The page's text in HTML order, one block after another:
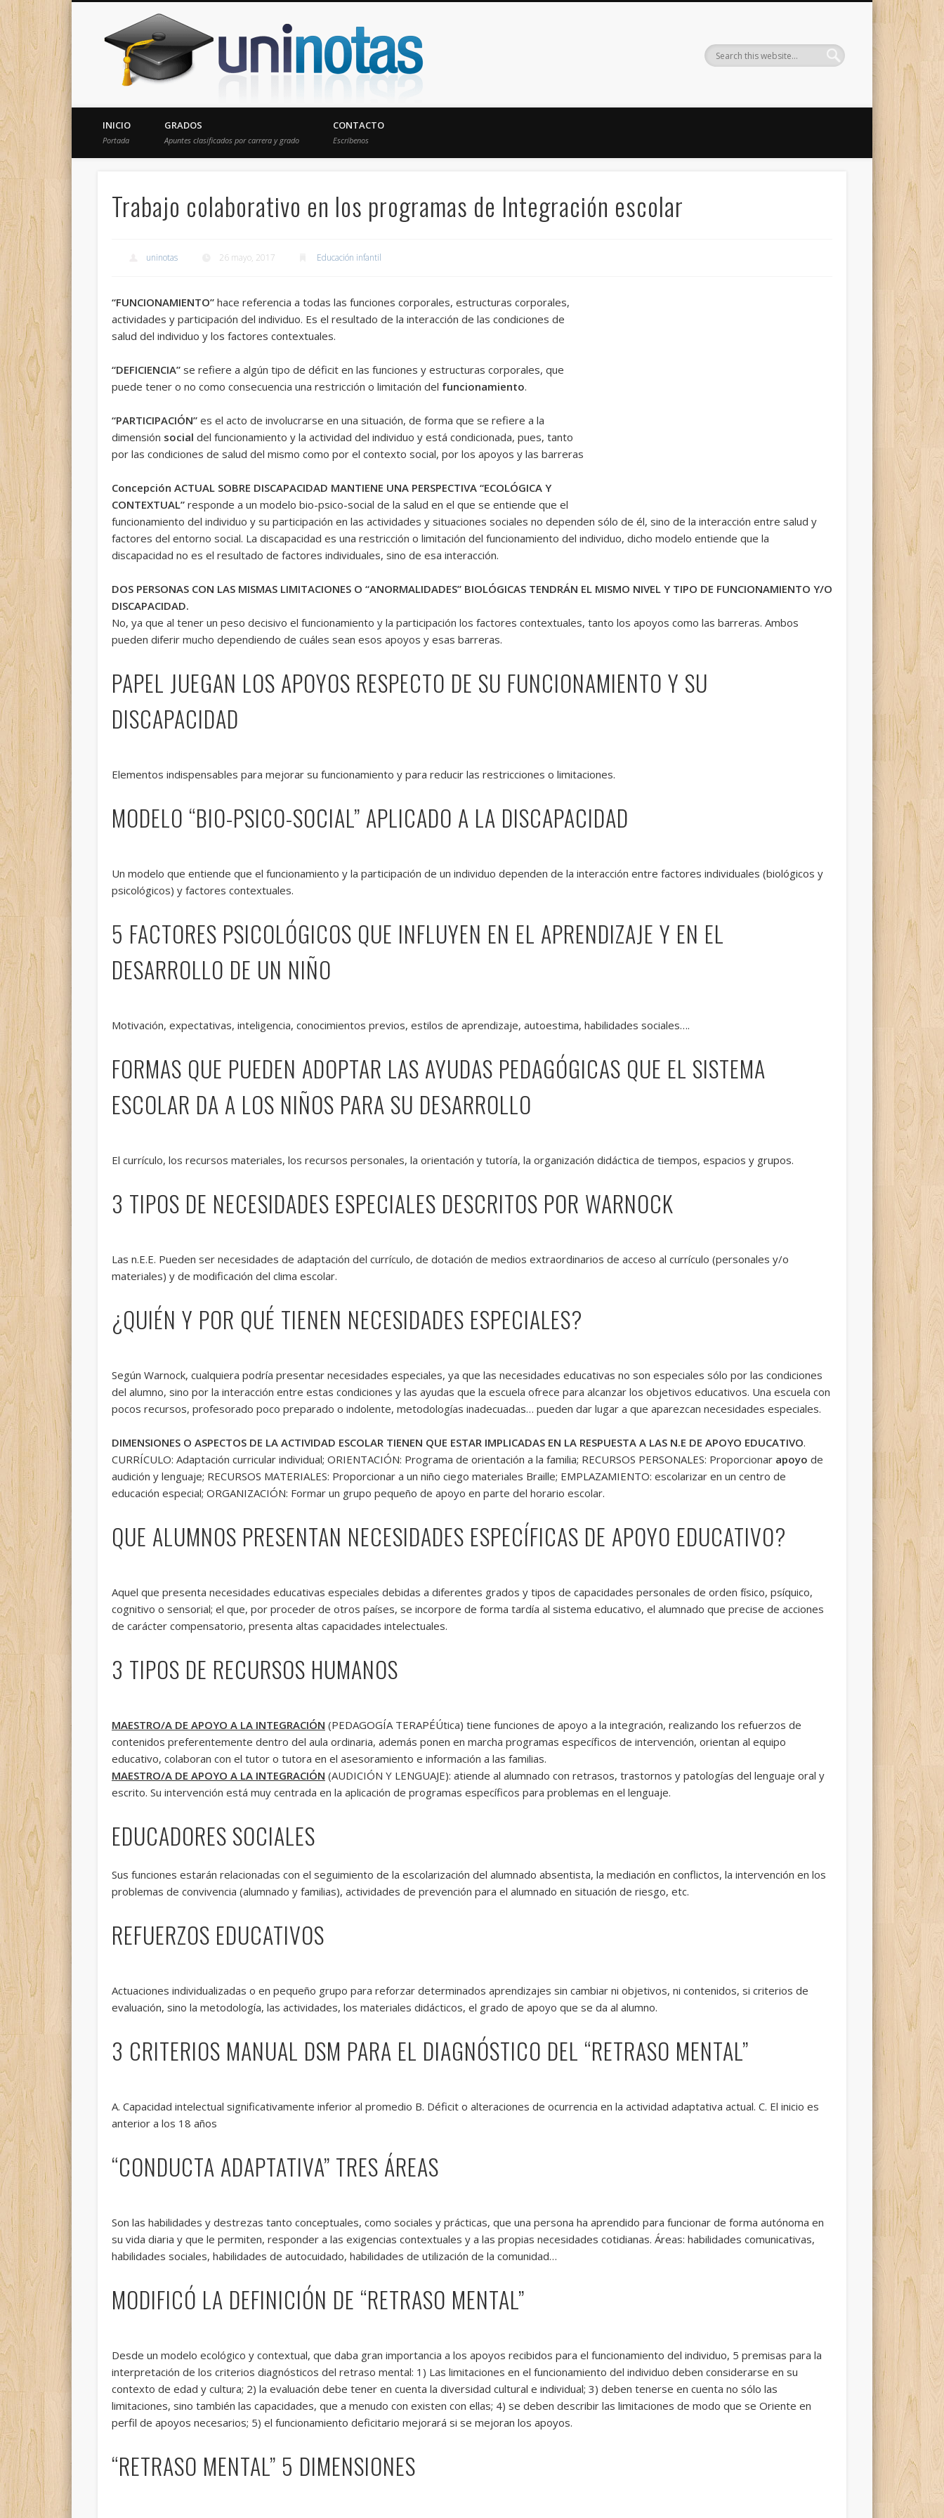
Donde encontrarás todas los apuntes de tu carrera
INICIO
Portada
GRADOS
Apuntes clasificados por carrera y grado
CONTACTO
Escríbenos
Trabajo colaborativo en los programas de Integración escolar
uninotas 26 mayo, 2017 Educación infantil
“FUNCIONAMIENTO”hace referencia a todas las funciones corporales, estructuras corporales,
actividades y participación del individuo. Es el resultado de la interacción de las condiciones de
salud del individuo y los factores contextuales.
“DEFICIENCIA”se refiere a algún tipo de déficit en las funciones y estructuras corporales, que
puede tener o no como consecuencia una restricción o limitación del funcionamiento.
“PARTICIPACIÓN”es el acto de involucrarse en una situación, de forma que se refiere a la
dimensión social del funcionamiento y la actividad del individuo y está condicionada, pues, tanto
por las condiciones de salud del mismo como por el contexto social, por los apoyos y las barreras
Concepción ACTUAL SOBRE DISCAPACIDAD MANTIENE UNA PERSPECTIVA “ECOLÓGICA Y
CONTEXTUAL”responde a un modelo bio-psico-social de la salud en el que se entiende que el
funcionamiento del individuo y su participación en las actividades y situaciones sociales no dependen sólo de él, sino de la interacción entre salud y
factores del entorno social. La discapacidad es una restricción o limitación del funcionamiento del individuo, dicho modelo entiende que la
discapacidad no es el resultado de factores individuales, sino de esa interacción.
DOS PERSONAS CON LAS MISMAS LIMITACIONES O “ANORMALIDADES” BIOLÓGICAS TENDRÁN EL MISMO NIVEL Y TIPO DE FUNCIONAMIENTO Y/O
DISCAPACIDAD.
No, ya que al tener un peso decisivo el funcionamiento y la participación los factores contextuales, tanto los apoyos como las barreras. Ambos
pueden diferir mucho dependiendo de cuáles sean esos apoyos y esas barreras.
PAPEL JUEGAN LOS APOYOS RESPECTO DE SU FUNCIONAMIENTO Y SU
DISCAPACIDAD
Elementos indispensables para mejorar su funcionamiento y para reducir las restricciones o limitaciones.
MODELO “BIO-PSICO-SOCIAL” APLICADO A LA DISCAPACIDAD
Un modelo que entiende que el funcionamiento y la participación de un individuo dependen de la interacción entre factores individuales (biológicos y
psicológicos) y factores contextuales.
5 FACTORES PSICOLÓGICOS QUE INFLUYEN EN EL APRENDIZAJE Y EN EL
DESARROLLO DE UN NIÑO
Motivación, expectativas, inteligencia, conocimientos previos, estilos de aprendizaje, autoestima, habilidades sociales….
FORMAS QUE PUEDEN ADOPTAR LAS AYUDAS PEDAGÓGICAS QUE EL SISTEMA
ESCOLAR DA A LOS NIÑOS PARA SU DESARROLLO
El currículo, los recursos materiales, los recursos personales, la orientación y tutoría, la organización didáctica de tiempos, espacios y grupos.
3 TIPOS DE NECESIDADES ESPECIALES DESCRITOS POR WARNOCK
Las n.E.E. Pueden ser necesidades de adaptación del currículo, de dotación de medios extraordinarios de acceso al currículo (personales y/o
materiales) y de modificación del clima escolar.
¿QUIÉN Y POR QUÉ TIENEN NECESIDADES ESPECIALES?
Según Warnock, cualquiera podría presentar necesidades especiales, ya que las necesidades educativas no son especiales sólo por las condiciones
del alumno, sino por la interacción entre estas condiciones y las ayudas que la escuela ofrece para alcanzar los objetivos educativos. Una escuela con
pocos recursos, profesorado poco preparado o indolente, metodologías inadecuadas… pueden dar lugar a que aparezcan necesidades especiales.
DIMENSIONES O ASPECTOS DE LA ACTIVIDAD ESCOLAR TIENEN QUE ESTAR IMPLICADAS EN LA RESPUESTA A LAS N.E DE APOYO EDUCATIVO.
CURRÍCULO: Adaptación curricular individual; ORIENTACIÓN: Programa de orientación a la familia; RECURSOS PERSONALES: Proporcionar apoyo de
audición y lenguaje; RECURSOS MATERIALES: Proporcionar a un niño ciego materiales Braille; EMPLAZAMIENTO: escolarizar en un centro de
educación especial; ORGANIZACIÓN: Formar un grupo pequeño de apoyo en parte del horario escolar.
QUE ALUMNOS PRESENTAN NECESIDADES ESPECÍFICAS DE APOYO EDUCATIVO?
Aquel que presenta necesidades educativas especiales debidas a diferentes grados y tipos de capacidades personales de orden físico, psíquico,
cognitivo o sensorial; el que, por proceder de otros países, se incorpore de forma tardía al sistema educativo, el alumnado que precise de acciones
de carácter compensatorio, presenta altas capacidades intelectuales.
3 TIPOS DE RECURSOS HUMANOS
MAESTRO/A DE APOYO A LA INTEGRACIÓN (PEDAGOGÍA TERAPÉÚtica) tiene funciones de apoyo a la integración, realizando los refuerzos de
contenidos preferentemente dentro del aula ordinaria, además ponen en marcha programas específicos de intervención, orientan al equipo
educativo, colaboran con el tutor o tutora en el asesoramiento e información a las familias.
MAESTRO/A DE APOYO A LA INTEGRACIÓN (AUDICIÓN Y LENGUAJE): atiende al alumnado con retrasos, trastornos y patologías del lenguaje oral y
escrito. Su intervención está muy centrada en la aplicación de programas específicos para problemas en el lenguaje.
EDUCADORES SOCIALES
Sus funciones estarán relacionadas con el seguimiento de la escolarización del alumnado absentista, la mediación en conflictos, la intervención en los
problemas de convivencia (alumnado y familias), actividades de prevención para el alumnado en situación de riesgo, etc.
REFUERZOS EDUCATIVOS
Actuaciones individualizadas o en pequeño grupo para reforzar determinados aprendizajes sin cambiar ni objetivos, ni contenidos, si criterios de
evaluación, sino la metodología, las actividades, los materiales didácticos, el grado de apoyo que se da al alumno.
3 CRITERIOS MANUAL DSM PARA EL DIAGNÓSTICO DEL “RETRASO MENTAL”
A. Capacidad intelectual significativamente inferior al promedio B. Déficit o alteraciones de ocurrencia en la actividad adaptativa actual. C. El inicio es
anterior a los 18 años
“CONDUCTA ADAPTATIVA” TRES ÁREAS
Son las habilidades y destrezas tanto conceptuales, como sociales y prácticas, que una persona ha aprendido para funcionar de forma autónoma en
su vida diaria y que le permiten, responder a las exigencias contextuales y a las propias necesidades cotidianas. Áreas: habilidades comunicativas,
habilidades sociales, habilidades de autocuidado, habilidades de utilización de la comunidad…
MODIFICÓ LA DEFINICIÓN DE “RETRASO MENTAL”
Desde un modelo ecológico y contextual, que daba gran importancia a los apoyos recibidos para el funcionamiento del individuo, 5 premisas para la
interpretación de los criterios diagnósticos del retraso mental: 1) Las limitaciones en el funcionamiento del individuo deben considerarse en su
contexto de edad y cultura; 2) la evaluación debe tener en cuenta la diversidad cultural e individual; 3) deben tenerse en cuenta no sólo las
limitaciones, sino también las capacidades, que a menudo con existen con ellas; 4) se deben describir las limitaciones de modo que se Oriente en
perfil de apoyos necesarios; 5) el funcionamiento deficitario mejorará si se mejoran los apoyos.
“RETRASO MENTAL” 5 DIMENSIONES